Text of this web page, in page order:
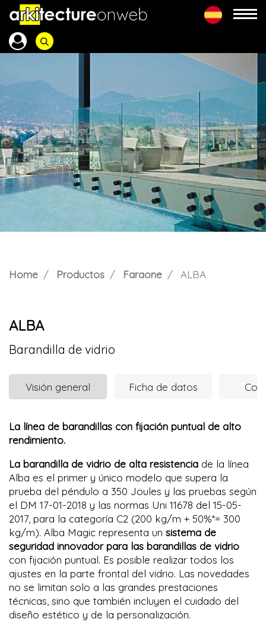
Home Productos Faraone ALBA
ALBA
Barandilla de vidrio
Visión general Ficha de datos
La línea de barandillas con fijación puntual de alto
rendimiento.
La barandilla de vidrio de alta resistencia de la línea
Alba es el primer y único modelo que supera la
prueba del péndulo a 350 Joules y las pruebas según
el DM 17-01-2018 y las normas Uni 11678 del 15-05-
2017, para la categoría C2 (200 kg/m + 50%*= 300
kg/m). Alba Magic representa un sistema de
seguridad innovador para las barandillas de vidrio
con fijación puntual. Es posible realizar todos los
ajustes en la parte frontal del vidrio. Las novedades
no se limitan solo a las grandes prestaciones
técnicas, sino que también incluyen el cuidado del
diseño estético y de la personalización.